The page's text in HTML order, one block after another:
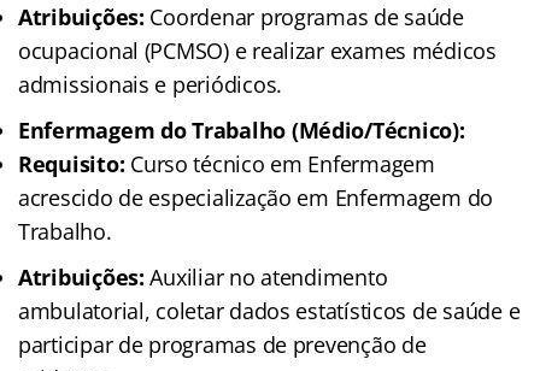
Atribuições: Coordenar programas de saúde
ocupacional (PCMSO) e realizar exames médicos
admissionais e periódicos.
Enfermagem do Trabalho (Médio/Técnico):
Requisito: Curso técnico em Enfermagem
acrescido de especialização em Enfermagem do
Trabalho.
Atribuições: Auxiliar no atendimento
ambulatorial, coletar dados estatísticos de saúde e
participar de programas de prevenção de